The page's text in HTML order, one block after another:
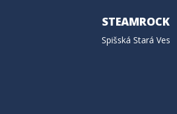
STEAMROCK
Spišská Stará Ves